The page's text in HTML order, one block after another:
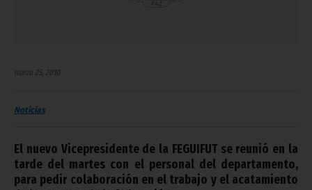
marzo 25, 2010
Noticias
El nuevo Vicepresidente de la FEGUIFUT se reunió en la
tarde del martes con el personal del departamento,
para pedir colaboración en el trabajo y el acatamiento